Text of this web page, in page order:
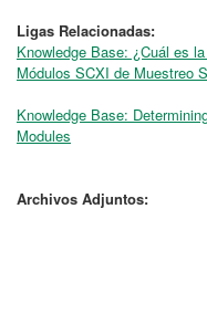
Ligas Relacionadas:
Knowledge Base: ¿Cuál es
Módulos SCXI de Muestreo
Knowledge Base:
Modules
Archivos Adjuntos: